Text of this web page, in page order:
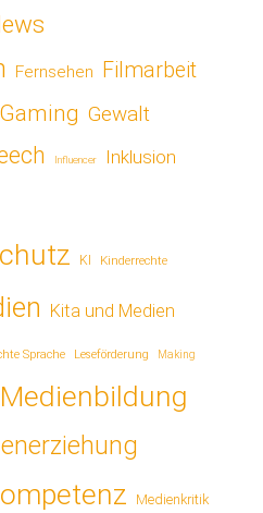
Fernsehen Filmarbeit
Gaming Gewalt
Influencer Inklusion
KI Kinderrechte
Kita und Medien
Sprache Leseförderung Making
Medienbildung
Medienkritik